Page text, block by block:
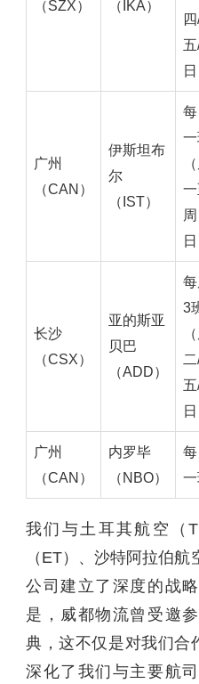
（SZX） （IKA）
日
广州
（CAN）
伊斯坦布
尔
（IST）
每
周
日
长沙
（CSX）
亚的斯亚
贝巴
（ADD）
3
日
广州
（CAN）
内罗毕
（NBO）
每
我们与土耳其航空（
（ET）、沙特阿拉伯
公司建立了深度的战
是，威都物流曾受邀
典，这不仅是对我们合
深化了我们与主要航